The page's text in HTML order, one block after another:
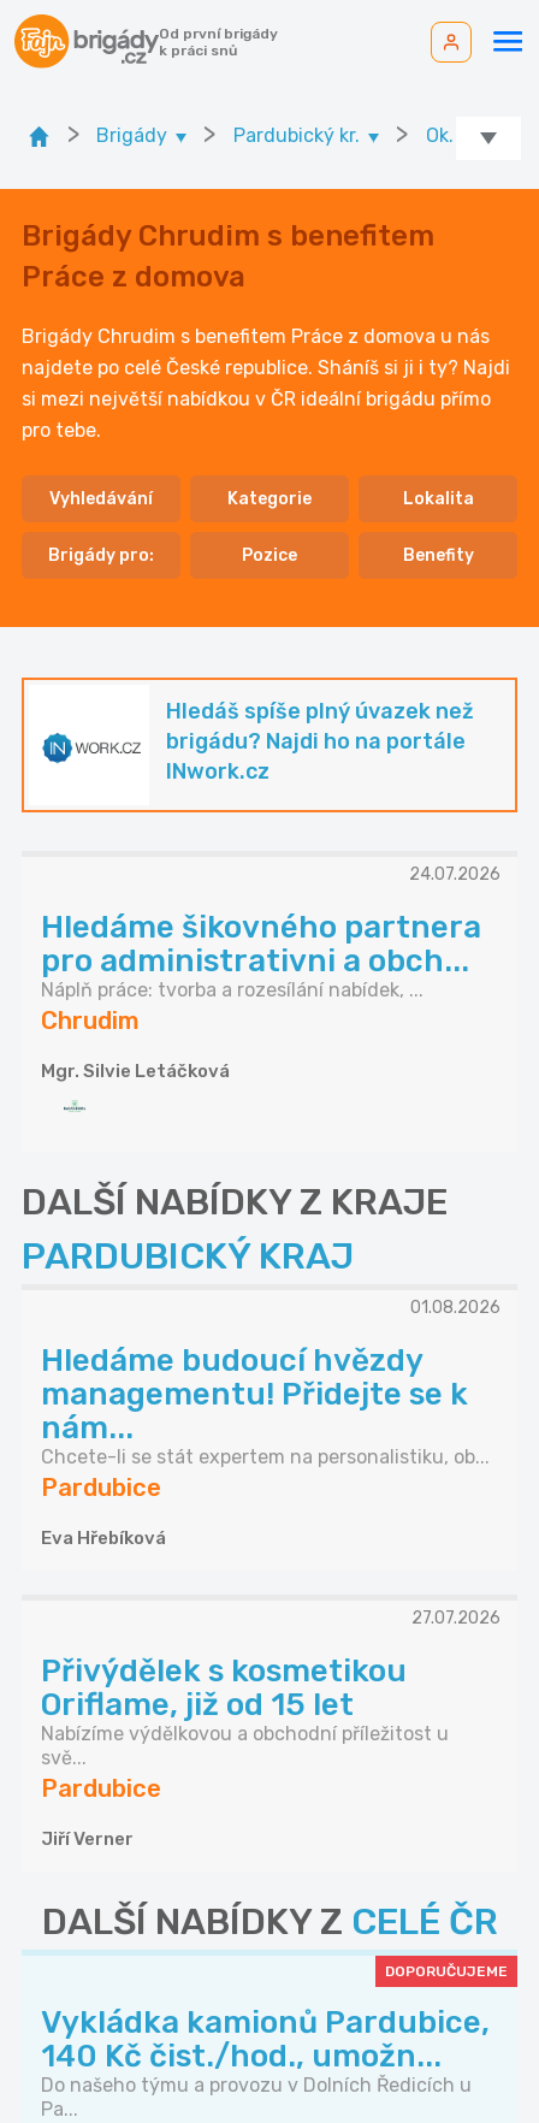
Od první brigády
k práci snů
> Brigády > Pardubický kr. > Ok. Chrudim
Brigády Chrudim s benefitem
Práce z domova
Brigády Chrudim s benefitem Práce z domova u nás
najdete po celé České republice. Sháníš si ji i ty? Najdi
si mezi největší nabídkou v ČR ideální brigádu přímo
pro tebe.
Vyhledávání Kategorie Lokalita
Brigády pro: Pozice Benefity
Hledáš spíše plný úvazek než
brigádu? Najdi ho na portále
INwork.cz
24.07.2026
Hledáme šikovného partnera
pro administrativni a obch...
Náplň práce: tvorba a rozesílání nabídek, ...
Chrudim
Mgr. Silvie Letáčková
DALŠÍ NABÍDKY Z KRAJE
PARDUBICKÝ KRAJ
01.08.2026
Hledáme budoucí hvězdy
managementu! Přidejte se k
nám...
Chcete-li se stát expertem na personalistiku, ob...
Pardubice
Eva Hřebíková
27.07.2026
Přivýdělek s kosmetikou
Oriflame, již od 15 let
Nabízíme výdělkovou a obchodní příležitost u
svě...
Pardubice
Jiří Verner
DALŠÍ NABÍDKY Z CELÉ ČR
DOPORUČUJEME
Vykládka kamionů Pardubice,
140 Kč čist./hod., umožn...
Do našeho týmu a provozu v Dolních Ředicích u
Pa...